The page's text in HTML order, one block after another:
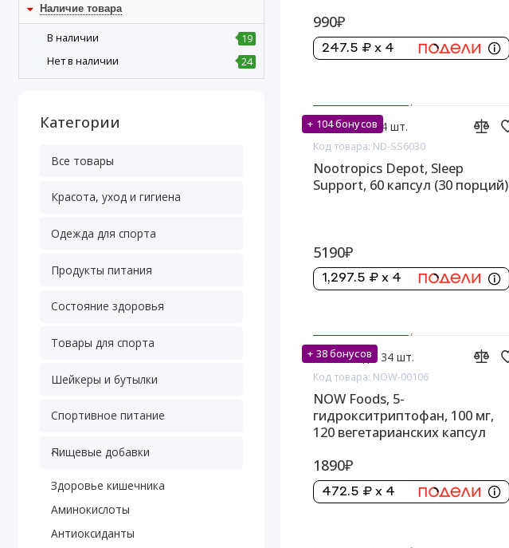
Наличие товара
В наличии
19
Нет в наличии
24
Категории
Все товары
Красота, уход и гигиена
Одежда для спорта
Продукты питания
Состояние здоровья
Товары для спорта
Шейкеры и бутылки
Спортивное питание
Пищевые добавки
Здоровье кишечника
Аминокислоты
Антиоксиданты
990₽
247.5 ₽ x 4
+ 104 бонусов
На складе: 4 шт.
Код товара: ND-SS6030
Nootropics Depot, Sleep
Support, 60 капсул (30 порций)
5190₽
1,297.5 ₽ x 4
+ 38 бонусов
На складе: 34 шт.
Код товара: NOW-00106
NOW Foods, 5-
гидрокситриптофан, 100 мг,
120 вегетарианских капсул
1890₽
472.5 ₽ x 4